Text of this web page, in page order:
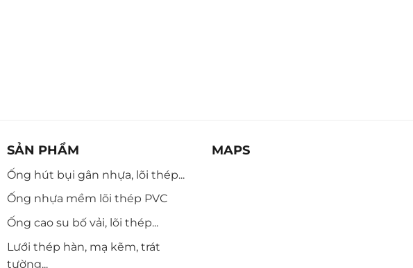
SẢN PHẨM
Ống hút bụi gân nhựa, lõi thép...
Ống nhựa mềm lõi thép PVC
Ống cao su bố vải, lõi thép...
Lưới thép hàn, mạ kẽm, trát
tường...
MAPS